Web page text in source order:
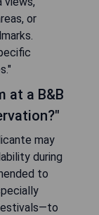
or
at a B&B
may
during
to